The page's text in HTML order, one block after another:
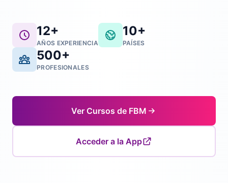
12+
AÑOS EXPERIENCIA
10+
PAÍSES
500+
PROFESIONALES
Ver Cursos de FBM
Acceder a la App